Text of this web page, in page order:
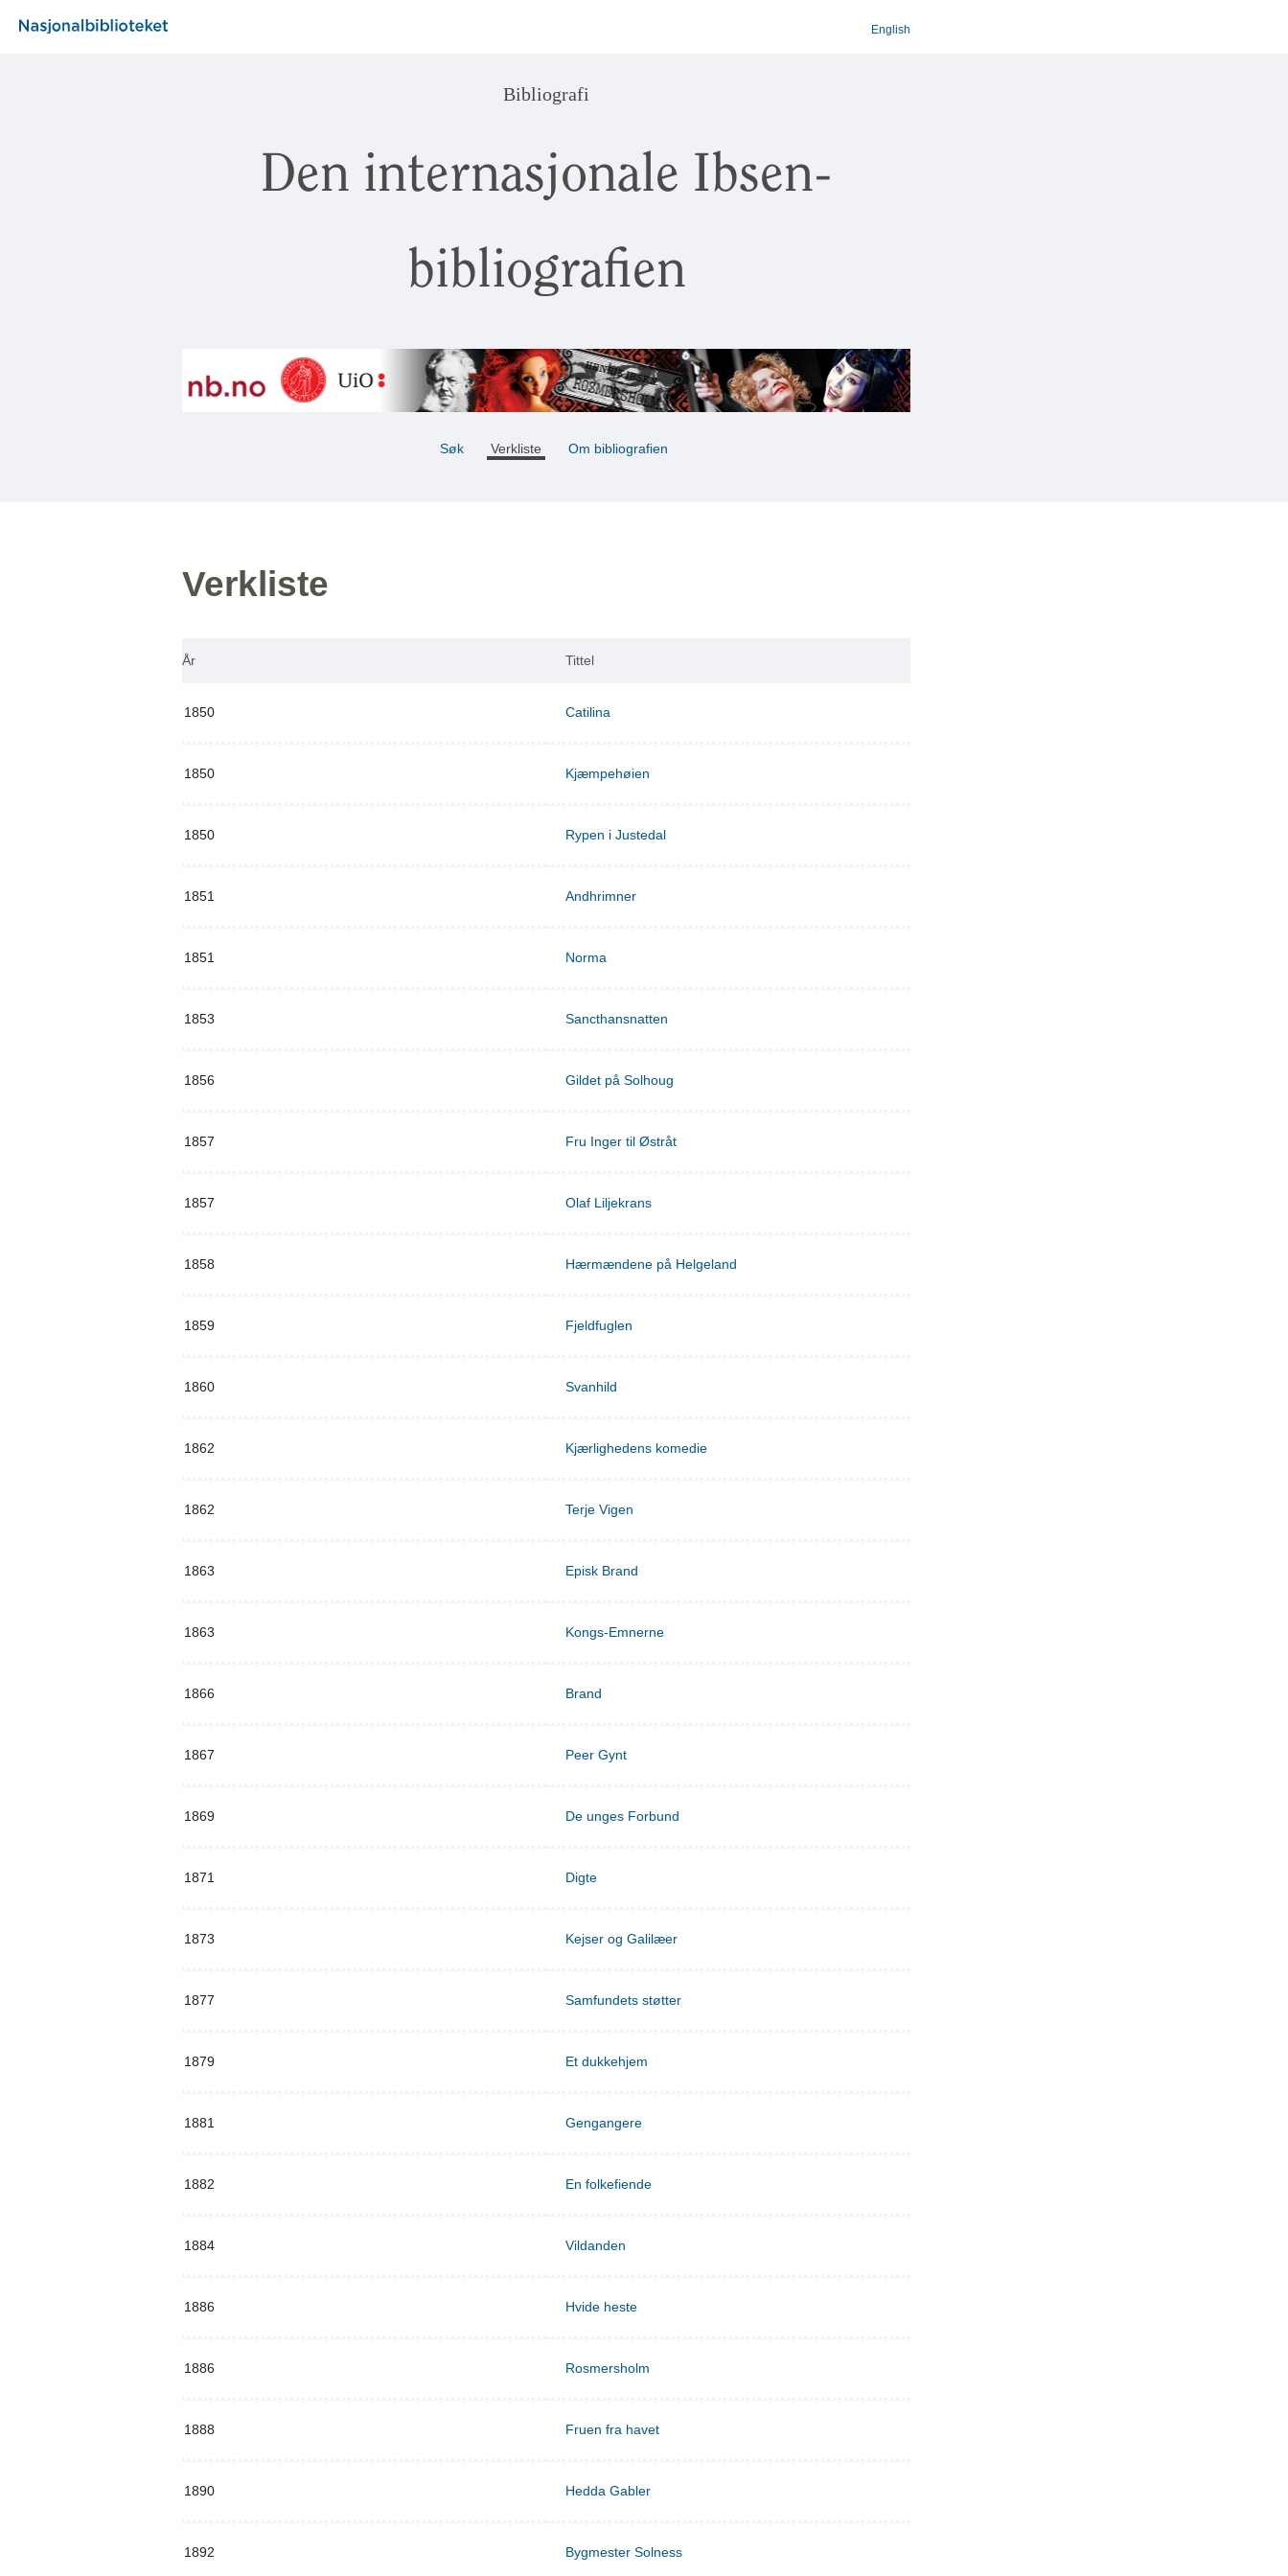
English
Bibliografi
Den internasjonale Ibsen-
bibliografien
Søk Verkliste Om bibliografien
Verkliste
År Tittel
1850 Catilina
1850 Kjæmpehøien
1850 Rypen i Justedal
1851 Andhrimner
1851 Norma
1853 Sancthansnatten
1856 Gildet på Solhoug
1857 Fru Inger til Østråt
1857 Olaf Liljekrans
1858 Hærmændene på Helgeland
1859 Fjeldfuglen
1860 Svanhild
1862 Kjærlighedens komedie
1862 Terje Vigen
1863 Episk Brand
1863 Kongs-Emnerne
1866 Brand
1867 Peer Gynt
1869 De unges Forbund
1871 Digte
1873 Kejser og Galilæer
1877 Samfundets støtter
1879 Et dukkehjem
1881 Gengangere
1882 En folkefiende
1884 Vildanden
1886 Hvide heste
1886 Rosmersholm
1888 Fruen fra havet
1890 Hedda Gabler
1892 Bygmester Solness